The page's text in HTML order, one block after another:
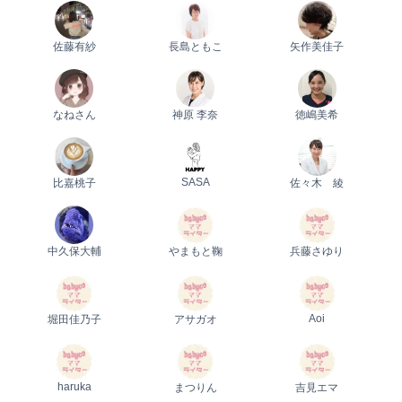
佐藤有紗 長島ともこ 矢作美佳子
なねさん 神原 李奈 徳嶋美希
比嘉桃子 SASA 佐々木 綾
中久保大輔 やまもと鞠 兵藤さゆり
堀田佳乃子 アサガオ Aoi
haruka まつりん 吉見エマ